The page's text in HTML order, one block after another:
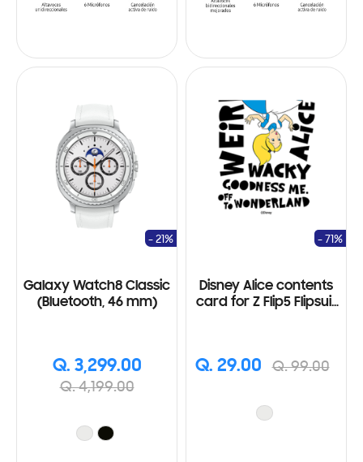
Galaxy Watch8 Classic
(Bluetooth, 46 mm)
Q. 3,299.00
Q. 4,199.00
- 21%
Disney Alice contents
card for Z Flip5 Flipsuit
Q. 29.00 Q. 99.00
- 71%